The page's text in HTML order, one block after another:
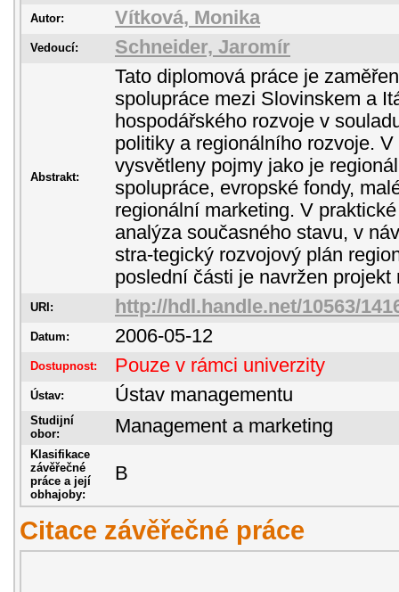
Autor: Vítková, Monika
Vedoucí: Schneider, Jaromír
Abstrakt:
Tato diplomová práce je
spolupráce mezi Slovinskem a
hospodářského rozvoje v
politiky a regionálního rozvoje.
vysvětleny pojmy jako je
spolupráce, evropské fondy,
regionální marketing. V
analýza současného stavu, v
stra-tegický rozvojový plán
poslední části je navržen projekt
URI: http://hdl.handle.net/10563/
Datum: 2006-05-12
Dostupnost: Pouze v rámci univerzity
Ústav: Ústav managementu
Studijní
obor:
Management a marketing
Klasifikace
závěřečné
práce a její
obhajoby:
B
Citace závěřečné práce